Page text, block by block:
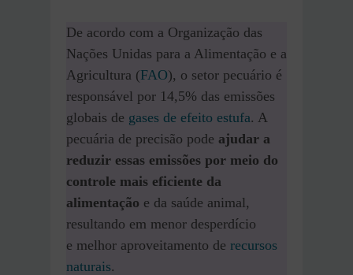
De acordo com a Organização das
Nações Unidas para a Alimentação e a
Agricultura (FAO), o setor pecuário é
responsável por 14,5% das emissões
globais de gases de efeito estufa. A
pecuária de precisão pode ajudar a
reduzir essas emissões por meio do
controle mais eficiente da
alimentação e da saúde animal,
resultando em menor desperdício
e melhor aproveitamento de recursos
naturais.